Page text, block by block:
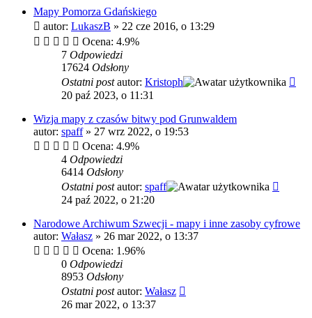
Mapy Pomorza Gdańskiego
autor: LukaszB » 22 cze 2016, o 13:29
Ocena: 4.9%
7 Odpowiedzi
17624 Odsłony
Ostatni postautor: Kristoph
20 paź 2023, o 11:31
Wizja mapy z czasów bitwy pod Grunwaldem
autor: spaff» 27 wrz 2022, o 19:53
Ocena: 4.9%
4 Odpowiedzi
6414 Odsłony
Ostatni postautor: spaff
24 paź 2022, o 21:20
Narodowe Archiwum Szwecji - mapy i inne zasoby cyfrowe
autor: Wałasz » 26 mar 2022, o 13:37
Ocena: 1.96%
0 Odpowiedzi
8953 Odsłony
Ostatni postautor: Wałasz
26 mar 2022, o 13:37